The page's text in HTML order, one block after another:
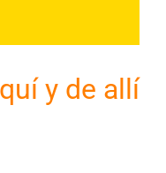
y de allí